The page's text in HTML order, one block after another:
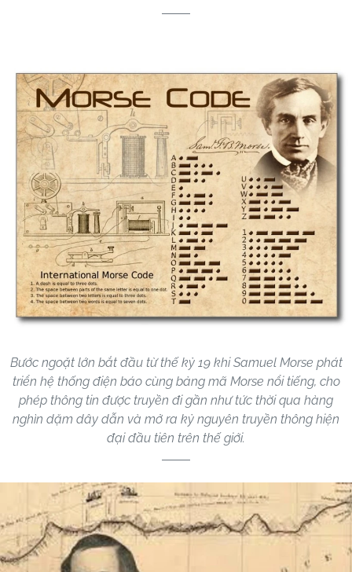
Bước ngoặt lớn bắt đầu từ thế kỷ 19 khi Samuel Morse phát
triển hệ thống điện báo cùng bảng mã Morse nổi tiếng, cho
phép thông tin được truyền đi gần như tức thời qua hàng
nghìn dặm dây dẫn và mở ra kỷ nguyên truyền thông hiện
đại đầu tiên trên thế giới.